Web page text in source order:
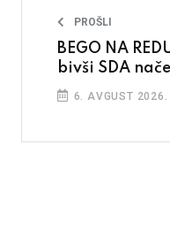
PROŠLI
BEGO NA
bivši SDA
6. AVGUST 2026.